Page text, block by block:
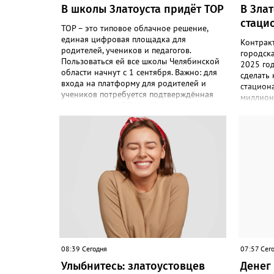
В школы Златоуста придёт ТОР
ТОР – это типовое облачное решение,
единая цифровая площадка для
родителей, учеников и педагогов.
Пользоваться ей все школы Челябинской
области начнут с 1 сентября. Важно: для
входа на платформу для родителей и
учеников потребуется подтверждённая
автоматизировать управление
образовательными процессами и
объединить разрозненные школьные
сервисы в одну безопасную
государственную экосистему, - сообщили
в региональном министерстве
образования. - Платформа ТОР “Моя
школа” объединит все школьные сервисы
в единую безопасную государственную
экосистему. Предполагается, что переход
пройдёт максимально комфортно для
пользователей». Привычные функции -
оценки, расписание, домашние задания,
связь с учителями, знакомые
пользователям экосистемы «Госуслуги
В
2025
–
чёрном
08:39 Сегодня
Улыбнитесь: златоустовцев
07:57
Денег